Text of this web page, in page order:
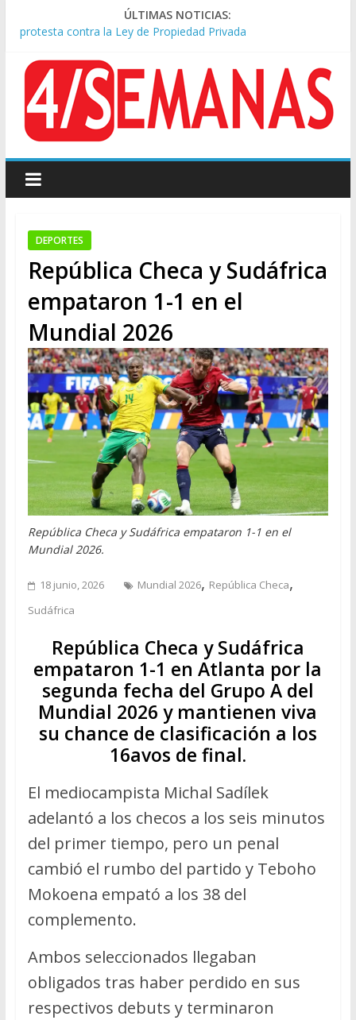
ÚLTIMAS NOTICIAS:
Sturzenegger defendió la Ley de Tierras y lamentó el retiro
Tras la aprobación de la ley de propiedad privada, Bullrich
apuntó: “Vino un poco endiablada”
Kicillof asistió a San Cayetano y criticó al Gobierno por la ley
de propiedad privada
Condenaron a la red social Meta a pagar US$567 millones por
afectar la salud mental de niños
Represión frente al Congreso: tres detenidos durante la
protesta contra la Ley de Propiedad Privada
DEPORTES
República Checa y Sudáfrica
empataron 1-1 en el
Mundial 2026
República Checa y Sudáfrica empataron 1-1 en el
Mundial 2026.
18 junio, 2026 Mundial 2026, República Checa,
Sudáfrica
República Checa y Sudáfrica
empataron 1-1 en Atlanta por la
segunda fecha del Grupo A del
Mundial 2026 y mantienen viva
su chance de clasificación a los
16avos de final.
El mediocampista Michal Sadílek
adelantó a los checos a los seis minutos
del primer tiempo, pero un penal
cambió el rumbo del partido y Teboho
Mokoena empató a los 38 del
complemento.
Ambos seleccionados llegaban
obligados tras haber perdido en sus
respectivos debuts y terminaron